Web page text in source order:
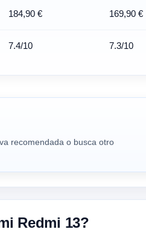
184,90 € 169,90 €
7.4/10 7.3/10
recomendada o busca otro
Redmi 13?